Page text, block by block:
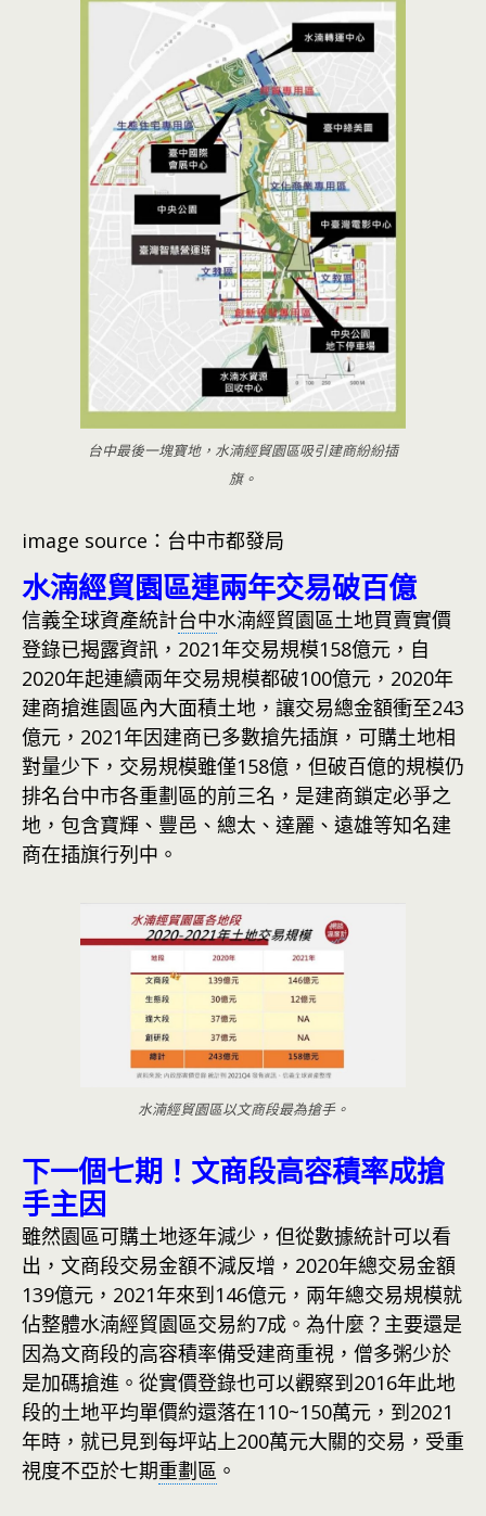
台中最後一塊寶地，水湳經貿園區吸引建商紛紛插
旗。
image source：台中市都發局
水湳經貿園區連兩年交易破百億
信義全球資產統計台中水湳經貿園區土地買賣實價
登錄已揭露資訊，2021年交易規模158億元，自
2020年起連續兩年交易規模都破100億元，2020年
建商搶進園區內大面積土地，讓交易總金額衝至243
億元，2021年因建商已多數搶先插旗，可購土地相
對量少下，交易規模雖僅158億，但破百億的規模仍
排名台中市各重劃區的前三名，是建商鎖定必爭之
地，包含寶輝、豐邑、總太、達麗、遠雄等知名建
商在插旗行列中。
水湳經貿園區以文商段最為搶手。
下一個七期！文商段高容積率成搶
手主因
雖然園區可購土地逐年減少，但從數據統計可以看
出，文商段交易金額不減反增，2020年總交易金額
139億元，2021年來到146億元，兩年總交易規模就
佔整體水湳經貿園區交易約7成。為什麼？主要還是
因為文商段的高容積率備受建商重視，僧多粥少於
是加碼搶進。從實價登錄也可以觀察到2016年此地
段的土地平均單價約還落在110~150萬元，到2021
年時，就已見到每坪站上200萬元大關的交易，受重
視度不亞於七期重劃區 。